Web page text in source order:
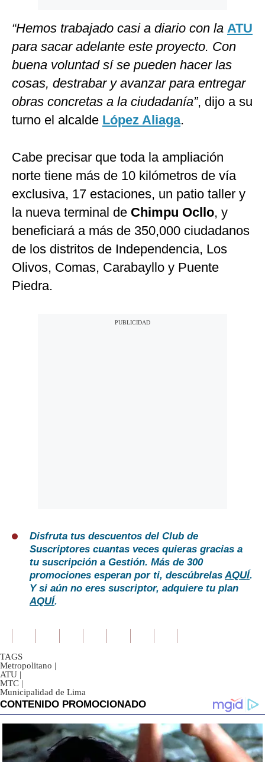
“Hemos trabajado casi a diario con la ATU
para sacar adelante este proyecto. Con
buena voluntad sí se pueden hacer las
cosas, destrabar y avanzar para entregar
obras concretas a la ciudadanía”, dijo a su
turno el alcalde López Aliaga.
Cabe precisar que toda la ampliación
norte tiene más de 10 kilómetros de vía
exclusiva, 17 estaciones, un patio taller y
la nueva terminal de Chimpu Ocllo, y
beneficiará a más de 350,000 ciudadanos
de los distritos de Independencia, Los
Olivos, Comas, Carabayllo y Puente
Piedra.
Disfruta tus descuentos del Club de
Suscriptores cuantas veces quieras gracias a
tu suscripción a Gestión. Más de 300
promociones esperan por ti, descúbrelasAQUÍ.
Y si aún no eres suscriptor, adquiere tu plan
AQUÍ.
TAGS
Metropolitano |
ATU |
MTC |
Municipalidad de Lima